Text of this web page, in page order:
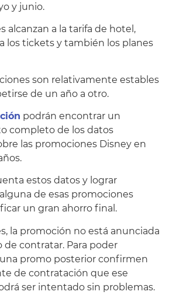
y junio.
alcanzan a la tarifa de hotel,
los tickets y también los planes
son relativamente estables
de un año a otro.
podrán encontrar un
completo de los datos
las promociones Disney en
estos datos y lograr
de esas promociones
un gran ahorro final.
la promoción no está anunciada
de contratar. Para poder
promo posterior confirmen
de contratación que ese
ser intentado sin problemas.